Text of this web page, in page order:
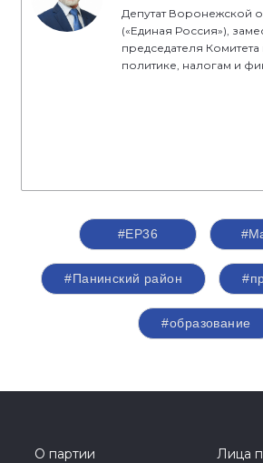
Депутат Воронежской
(«Единая Россия»),
председателя
политике, налогам и
#ЕР36
#Панинский район
#образование
О партии
Лица